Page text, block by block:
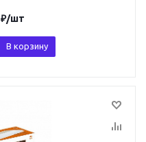
₽/шт
В корзину